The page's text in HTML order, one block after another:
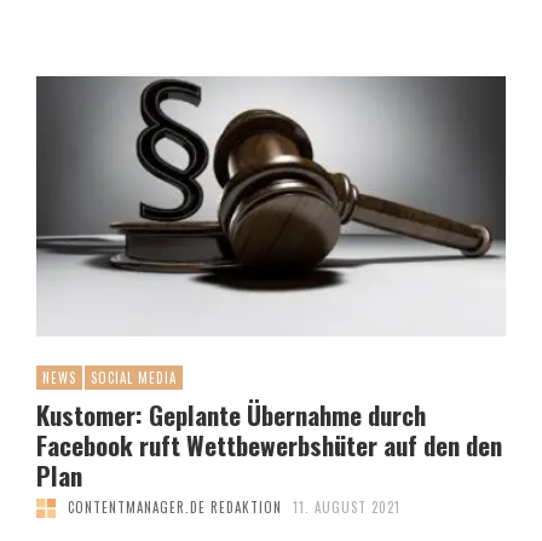
NEWS SOCIAL MEDIA
Kustomer: Geplante Übernahme durch
Facebook ruft Wettbewerbshüter auf den den
Plan
CONTENTMANAGER.DE REDAKTION 11. AUGUST 2021